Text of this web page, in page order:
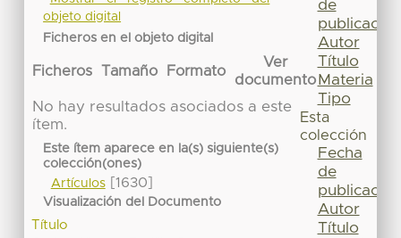
objeto digital
Ficheros en el objeto digital
Ficheros Tamaño Formato
Ver
documento
No hay resultados asociados a este
ítem.
Este ítem aparece en la(s) siguiente(s)
colección(ones)
Artículos[1630]
Visualización del Documento
Título
de
publicación
Autor
Título
Materia
Tipo
Esta
colección
Fecha
de
publicación
Autor
Título